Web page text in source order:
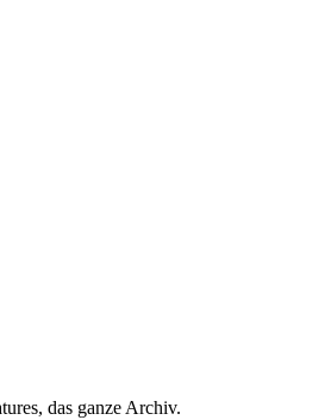
das ganze Archiv.